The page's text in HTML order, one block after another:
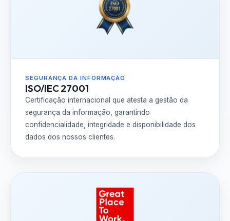
SEGURANÇA DA INFORMAÇÃO
ISO/IEC 27001
Certificação internacional que atesta a gestão da
segurança da informação, garantindo
confidencialidade, integridade e disponibilidade dos
dados dos nossos clientes.